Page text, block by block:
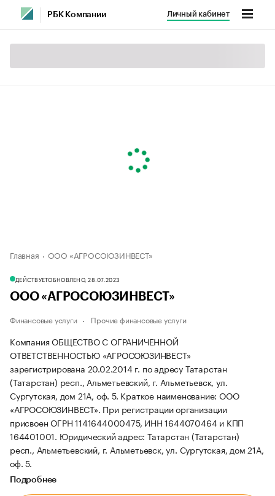
РБК Компании Личный кабинет
Главная ООО «АГРОСОЮЗИНВЕСТ»
ДЕЙСТВУЕТОБНОВЛЕНО, 28.07.2023
ООО «АГРОСОЮЗИНВЕСТ»
Финансовые услуги Прочие финансовые услуги
Компания ОБЩЕСТВО С ОГРАНИЧЕННОЙ
ОТВЕТСТВЕННОСТЬЮ «АГРОСОЮЗИНВЕСТ»
зарегистрирована 20.02.2014 г. по адресу Татарстан
(Татарстан) респ., Альметьевский, г. Альметьевск, ул.
Сургутская, дом 21А, оф. 5. Краткое наименование: ООО
«АГРОСОЮЗИНВЕСТ». При регистрации организации
присвоен ОГРН 1141644000475, ИНН 1644070464 и КПП
164401001. Юридический адрес: Татарстан (Татарстан)
респ., Альметьевский, г. Альметьевск, ул. Сургутская, дом 21А,
оф. 5.
Подробнее